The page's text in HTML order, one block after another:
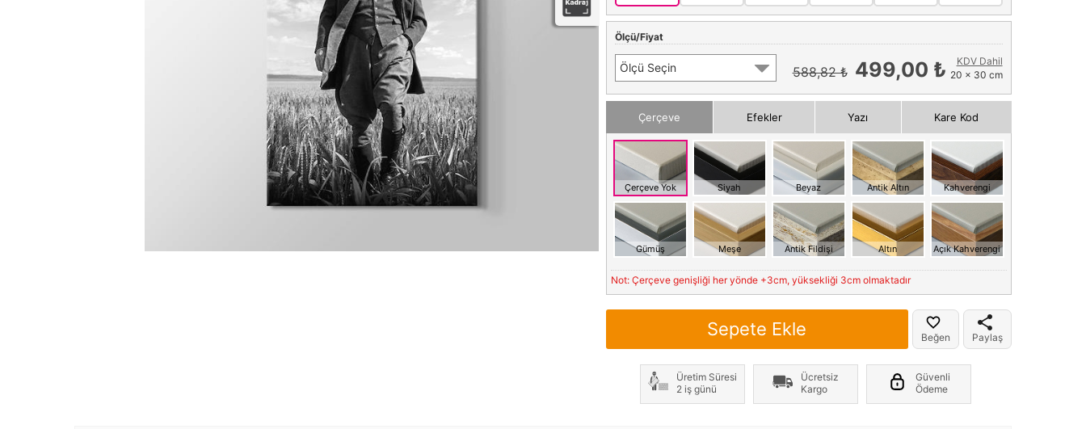
Ölçü/Fiyat
Ölçü Seçin 588,82 ₺ 499,00 ₺
KDV Dahil
20 x 30 cm
Çerçeve Efekler Yazı Kare Kod
Çerçeve Yok Siyah Beyaz Antik Altın Kahverengi
Gümüş Meşe Antik Fildişi Altın Açık Kahverengi
Not: Çerçeve genişliği her yönde +3cm, yüksekliği 3cm olmaktadır
Sepete Ekle Beğen Paylaş
Üretim Süresi
2 iş günü
Ücretsiz
Kargo
Güvenli
Ödeme